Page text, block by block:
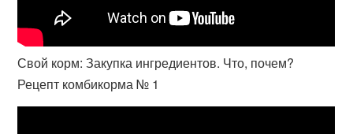
Свой корм: Закупка ингредиентов. Что, почем?
Рецепт комбикорма № 1